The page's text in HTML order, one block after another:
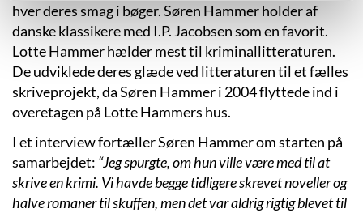
hver deres smag i bøger. Søren Hammer holder af
danske klassikere med I.P. Jacobsen som en favorit.
Lotte Hammer hælder mest til kriminallitteraturen.
De udviklede deres glæde ved litteraturen til et fælles
skriveprojekt, da Søren Hammer i 2004 flyttede ind i
overetagen på Lotte Hammers hus.
I et interview fortæller Søren Hammer om starten på
samarbejdet: “Jeg spurgte, om hun ville være med til at
skrive en krimi. Vi havde begge tidligere skrevet noveller og
halve romaner til skuffen, men det var aldrig rigtig blevet til